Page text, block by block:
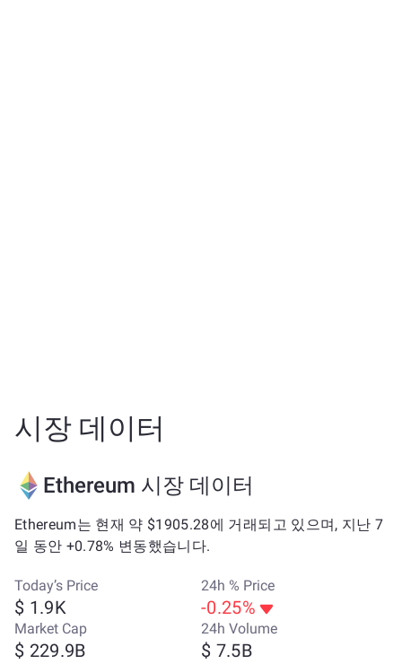
시장 데이터
Ethereum 시장 데이터
Ethereum는 현재 약 $1905.28에 거래되고 있으며, 지난 7
일 동안 +0.78% 변동했습니다.
Today’s Price
$ 1.9K
24h % Price
-0.25%
Market Cap
$ 229.9B
24h Volume
$ 7.5B